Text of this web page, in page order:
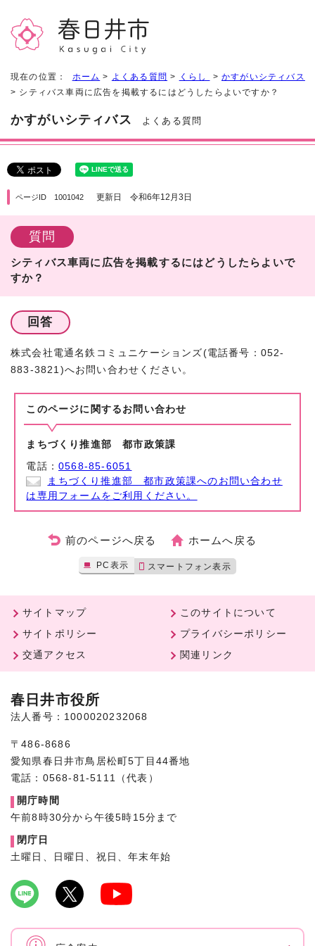
現在の位置： ホーム > よくある質問 > くらし >かすがいシティバス
> シティバス車両に広告を掲載するにはどうしたらよいですか？
かすがいシティバス よくある質問
ページID 1001042 更新日 令和6年12月3日
質問
シティバス車両に広告を掲載するにはどうしたらよいで
すか？
回答
株式会社電通名鉄コミュニケーションズ(電話番号：052-
883-3821)へお問い合わせください。
このページに関する お問い合わせ
まちづくり推進部 都市政策課
電話：0568-85-6051
まちづくり推進部 都市政策課へのお問い合わせ
は専用フォームをご利用ください。
前のページへ戻る ホームへ戻る
PC表示 スマートフォン表示
サイトマップ
このサイトについて
サイトポリシー
プライバシーポリシー
交通アクセス
関連リンク
春日井市役所
法人番号：1000020232068
〒486-8686
愛知県春日井市鳥居松町5丁目44番地
電話：0568-81-5111（代表）
開庁時間
午前8時30分から午後5時15分まで
閉庁日
土曜日、日曜日、祝日、年末年始